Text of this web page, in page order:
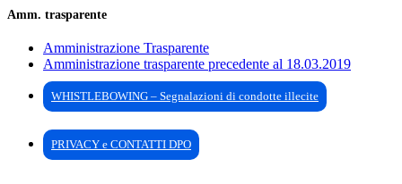
Amm. trasparente
Amministrazione Trasparente
Amministrazione trasparente precedente al 18.03.2019
WHISTLEBOWING – Segnalazioni di condotte illecite
PRIVACY e CONTATTI DPO